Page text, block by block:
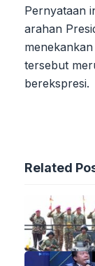
Pernyataan
arahan
tersebut
berekspresi.
Related